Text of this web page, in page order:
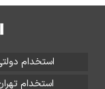
استخدام
استخدام